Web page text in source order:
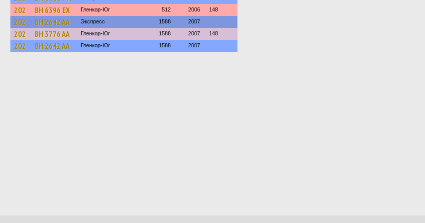
202 BH 6396 EX Гленкор-Юг 512 2006 148
202 BH 2642 AA Экспресс 1588 2007
202 BH 3776 AA Гленкор-Юг 1588 2007 148
202 BH 2642 AA Гленкор-Юг 1588 2007